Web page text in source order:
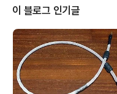
가는 것이 제일 속편하고 속도 맞추
먹고 슬슬 출발.. 대충 요런 페이스
람도 은근 심해서 더 빠르게 가면
도 가도 끝없이 느껴지는 강남300
긴 편은 아니지만 은근 지..
이 블로그 인기글